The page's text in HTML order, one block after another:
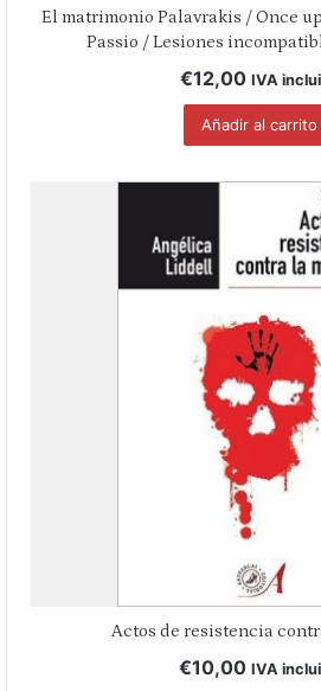
El matrimonio Palavrakis / Once
Passio / Lesiones
€12,00 IVA
Añadir al carrito
Actos de resistencia
€10,00 IVA